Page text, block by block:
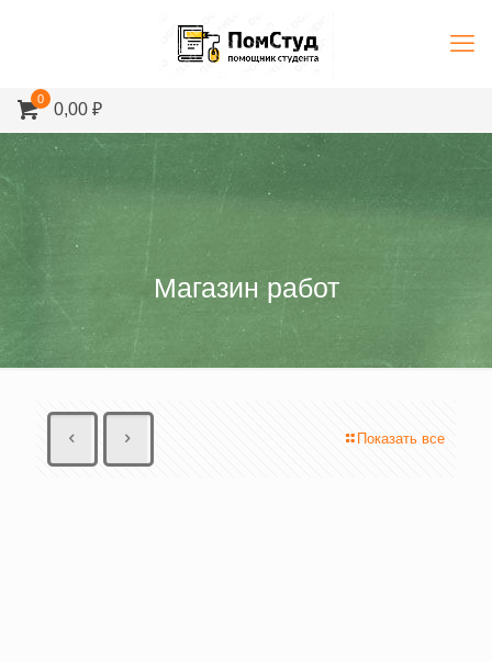
0
0,00 ₽
Магазин работ
Показать все